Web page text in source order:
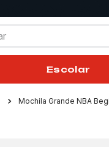
Escolar
Mochila Grande NBA